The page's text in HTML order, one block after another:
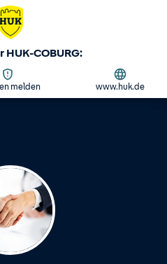
HUK-COBURG:
melden www.huk.de